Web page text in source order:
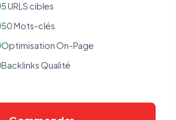
5 URLS cibles
50 Mots-clés
Optimisation On-Page
Backlinks Qualité